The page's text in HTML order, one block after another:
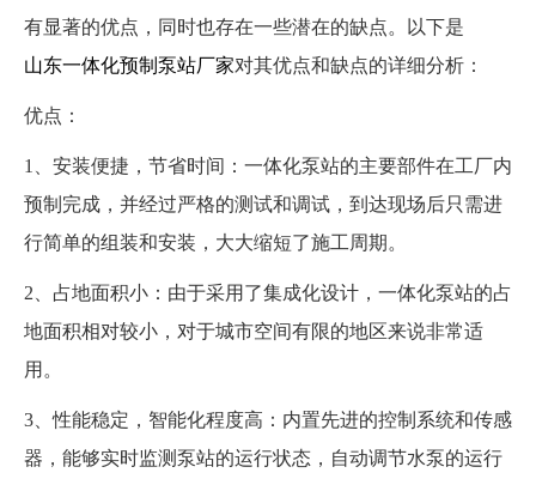
有显著的优点，同时也存在一些潜在的缺点。以下是
山东一体化预制泵站厂家对其优点和缺点的详细分析：
优点：
1、安装便捷，节省时间：一体化泵站的主要部件在工厂内
预制完成，并经过严格的测试和调试，到达现场后只需进
行简单的组装和安装，大大缩短了施工周期。
2、占地面积小：由于采用了集成化设计，一体化泵站的占
地面积相对较小，对于城市空间有限的地区来说非常适
用。
3、性能稳定，智能化程度高：内置先进的控制系统和传感
器，能够实时监测泵站的运行状态，自动调节水泵的运行